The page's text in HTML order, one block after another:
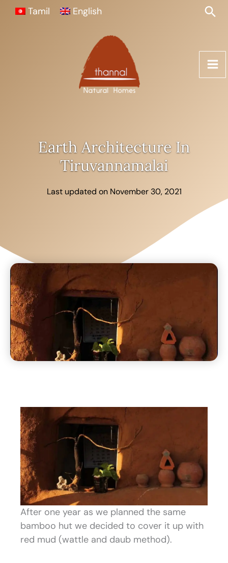
Skip
Tamil English
Earth Architecture In
Tiruvannamalai
Last updated on November 30, 2021
After one year as we planned the same
bamboo hut we decided to cover it up with
red mud (wattle and daub method).
Skip